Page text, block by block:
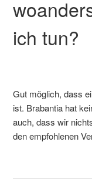
ich tun?
Gut möglich, dass
ist. Brabantia hat
auch, dass wir
den empfohlenen